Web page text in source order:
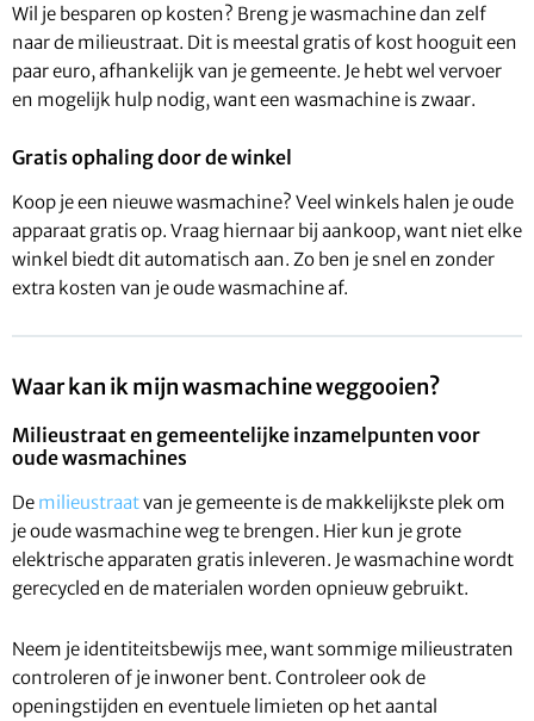
Wil je besparen op kosten? Breng je wasmachine dan zelf
naar de milieustraat. Dit is meestal gratis of kost hooguit een
paar euro, afhankelijk van je gemeente. Je hebt wel vervoer
en mogelijk hulp nodig, want een wasmachine is zwaar.
Gratis ophaling door de winkel
Koop je een nieuwe wasmachine? Veel winkels halen je oude
apparaat gratis op. Vraag hiernaar bij aankoop, want niet elke
winkel biedt dit automatisch aan. Zo ben je snel en zonder
extra kosten van je oude wasmachine af.
Waar kan ik mijn wasmachine weggooien?
Milieustraat en gemeentelijke inzamelpunten voor
oude wasmachines
De milieustraatvan je gemeente is de makkelijkste plek om
je oude wasmachine weg te brengen. Hier kun je grote
elektrische apparaten gratis inleveren. Je wasmachine wordt
gerecycled en de materialen worden opnieuw gebruikt.
Neem je identiteitsbewijs mee, want sommige milieustraten
controleren of je inwoner bent. Controleer ook de
openingstijden en eventuele limieten op het aantal